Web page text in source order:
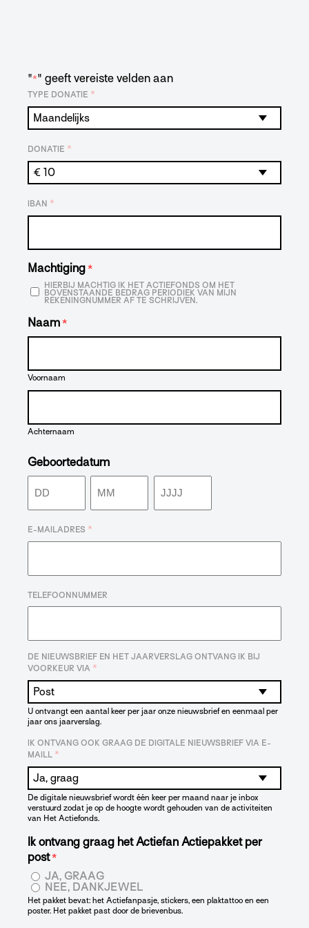
"*" geeft vereiste velden aan
TYPE DONATIE *
DONATIE *
IBAN *
Machtiging *
HIERBIJ MACHTIG IK HET ACTIEFONDS OM HET
BOVENSTAANDE BEDRAG PERIODIEK VAN MIJN
REKENINGNUMMER AF TE SCHRIJVEN.
Naam *
Voornaam
Achternaam
Geboortedatum
Dag Maand Jaar
E-MAILADRES *
TELEFOONNUMMER
DE NIEUWSBRIEF EN HET JAARVERSLAG ONTVANG IK BIJ
VOORKEUR VIA *
U ontvangt een aantal keer per jaar onze nieuwsbrief en eenmaal per
jaar ons jaarverslag.
IK ONTVANG OOK GRAAG DE DIGITALE NIEUWSBRIEF VIA E-
MAILL *
De digitale nieuwsbrief wordt één keer per maand naar je inbox
verstuurd zodat je op de hoogte wordt gehouden van de activiteiten
van Het Actiefonds.
Ik ontvang graag het Actiefan Actiepakket per
post *
JA, GRAAG
NEE, DANKJEWEL
Het pakket bevat: het Actiefanpasje, stickers, een plaktattoo en een
poster. Het pakket past door de brievenbus.